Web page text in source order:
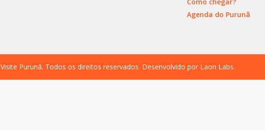
Como chegar?
Agenda do Purunã
Visite Purunã. Todos os direitos reservados. Desenvolvido por Laon Labs.